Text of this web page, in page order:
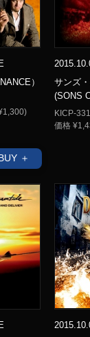
）
＋
サンズ
(SONS
KICP-
価格